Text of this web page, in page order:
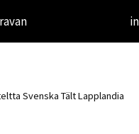
Svenska Tält Lapplandia